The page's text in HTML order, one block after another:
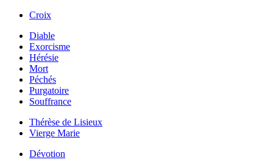
Croix
Diable
Exorcisme
Hérésie
Mort
Péchés
Purgatoire
Souffrance
Thérèse de Lisieux
Vierge Marie
Dévotion